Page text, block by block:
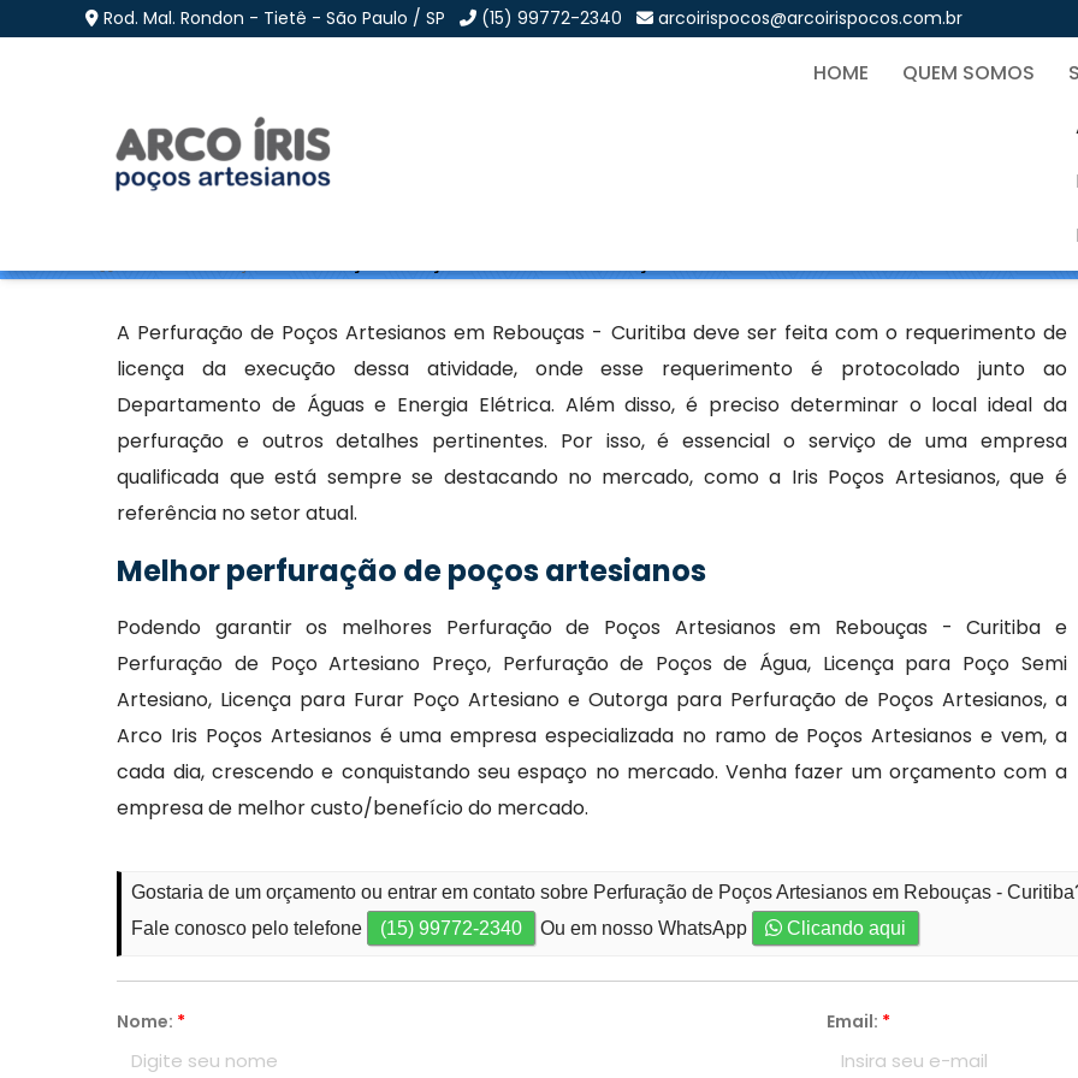
Rod. Mal. Rondon - Tietê - São Paulo / SP (15) 99772-2340 arcoirispocos@arcoirispocos.com.br
HOME QUEM SOMOS
Perfuração de Poços Artesianos em Rebouças -
A Perfuração de Poços Artesianos em Rebouças - Curitiba deve ser feita com o requerimento de
licença da execução dessa atividade, onde esse requerimento é protocolado junto ao
Departamento de Águas e Energia Elétrica. Além disso, é preciso determinar o local ideal da
perfuração e outros detalhes pertinentes. Por isso, é essencial o serviço de uma empresa
qualificada que está sempre se destacando no mercado, como a Iris Poços Artesianos, que é
referência no setor atual.
Melhor perfuração de poços artesianos
Podendo garantir os melhores Perfuração de Poços Artesianos em Rebouças - Curitiba e
Perfuração de Poço Artesiano Preço, Perfuração de Poços de Água, Licença para Poço Semi
Artesiano, Licença para Furar Poço Artesiano e Outorga para Perfuração de Poços Artesianos, a
Arco Iris Poços Artesianos é uma empresa especializada no ramo de Poços Artesianos e vem, a
cada dia, crescendo e conquistando seu espaço no mercado. Venha fazer um orçamento com a
empresa de melhor custo/benefício do mercado.
Gostaria de um orçamento ou entrar em contato sobre Perfuração de Poços Artesianos em Rebouças -
Fale conosco pelo telefone
(15) 99772-2340 Ou em nosso WhatsApp Clicando aqui
Nome: * Email: *